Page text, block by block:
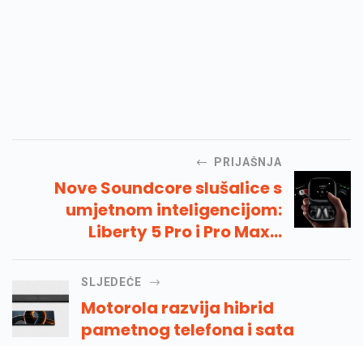
PRIJAŠNJA
Nove Soundcore slušalice s
umjetnom inteligencijom:
Liberty 5 Pro i Pro Max s
naprednim AI čipom za
vrhunsko audio iskustvo uskoro
dostupne u Hrvatskoj
SLJEDEĆE
Motorola razvija hibrid
pametnog telefona i sata